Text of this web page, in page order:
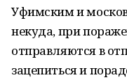
Уфимским и
некуда, при
отправляются в
зацепиться и